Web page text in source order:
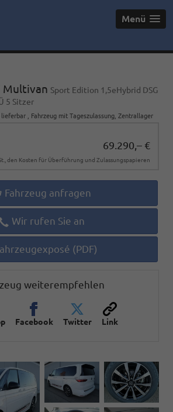
Menü
Multivan Sport Edition 1,5eHybrid DSG
5 Sitzer
Fahrzeug mit Tageszulassung , Zentrallager
69.290,– €
den Kosten für Überführung und Zulassungspapieren
Fahrzeug anfragen
Wir rufen Sie an
(PDF)
weiterempfehlen
Facebook Twitter Link